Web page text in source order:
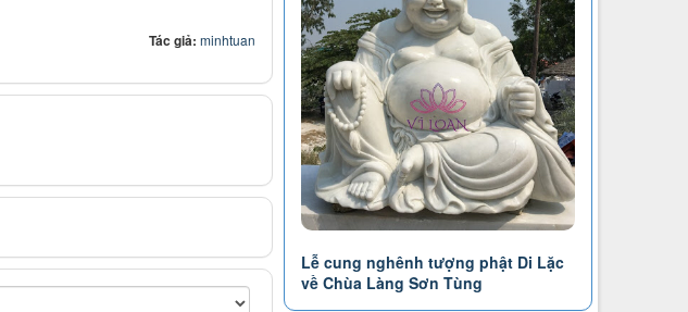
Tác giả: minhtuan
Lễ cung nghênh tượng phật Di Lặc
về Chùa Làng Sơn Tùng